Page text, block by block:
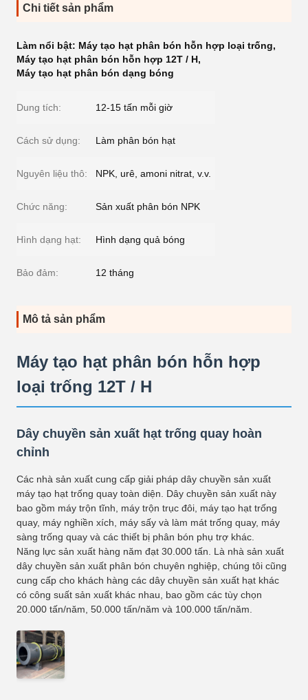
Chi tiết sản phẩm
Làm nổi bật: Máy tạo hạt phân bón hỗn hợp loại trống,
Máy tạo hạt phân bón hỗn hợp 12T / H,
Máy tạo hạt phân bón dạng bóng
Dung tích: 12-15 tấn mỗi giờ
Cách sử dụng: Làm phân bón hạt
Nguyên liệu thô: NPK, urê, amoni nitrat, v.v.
Chức năng: Sản xuất phân bón NPK
Hình dạng hạt: Hình dạng quả bóng
Bảo đảm: 12 tháng
Mô tả sản phẩm
Máy tạo hạt phân bón hỗn hợp
loại trống 12T / H
Dây chuyền sản xuất hạt trống quay hoàn
chỉnh
Các nhà sản xuất cung cấp giải pháp dây chuyền sản xuất
máy tạo hạt trống quay toàn diện. Dây chuyền sản xuất này
bao gồm máy trộn tĩnh, máy trộn trục đôi, máy tạo hạt trống
quay, máy nghiền xích, máy sấy và làm mát trống quay, máy
sàng trống quay và các thiết bị phân bón phụ trợ khác.
Năng lực sản xuất hàng năm đạt 30.000 tấn. Là nhà sản xuất
dây chuyền sản xuất phân bón chuyên nghiệp, chúng tôi cũng
cung cấp cho khách hàng các dây chuyền sản xuất hạt khác
có công suất sản xuất khác nhau, bao gồm các tùy chọn
20.000 tấn/năm, 50.000 tấn/năm và 100.000 tấn/năm.